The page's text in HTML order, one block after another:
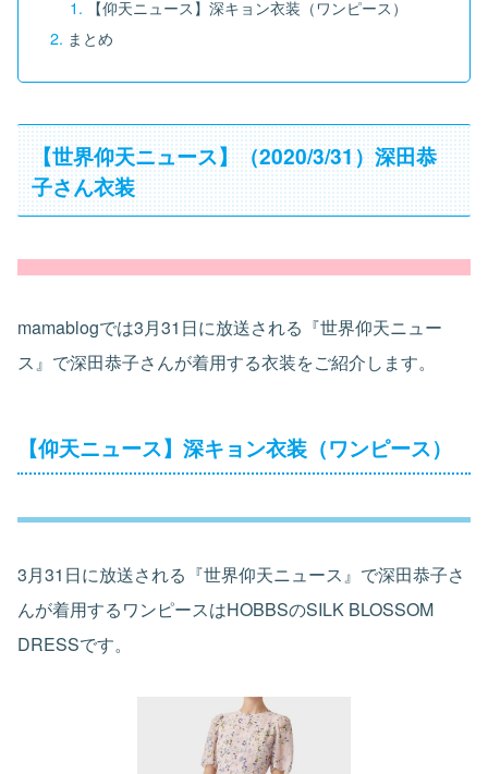
【仰天ニュース】深キョン衣装（ワンピース）
まとめ
【世界仰天ニュース】（2020/3/31）深田恭
子さん衣装
mamablogでは3月31日に放送される『世界仰天ニュー
ス』で深田恭子さんが着用する衣装をご紹介します。
【仰天ニュース】深キョン衣装（ワンピース）
3月31日に放送される『世界仰天ニュース』で深田恭子さ
んが着用するワンピースはHOBBSのSILK BLOSSOM
DRESSです。